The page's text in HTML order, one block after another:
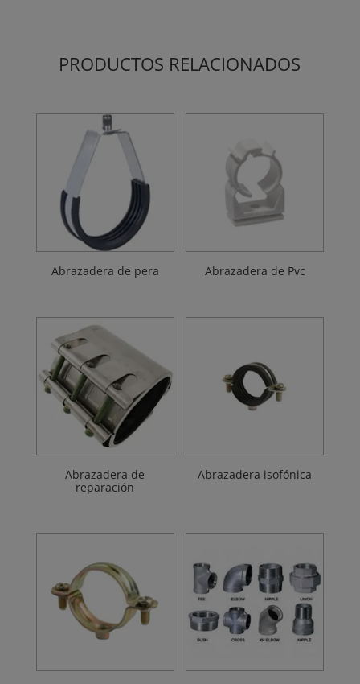
PRODUCTOS RELACIONADOS
Abrazadera de pera Abrazadera de Pvc
Abrazadera de
reparación
Abrazadera isofónica